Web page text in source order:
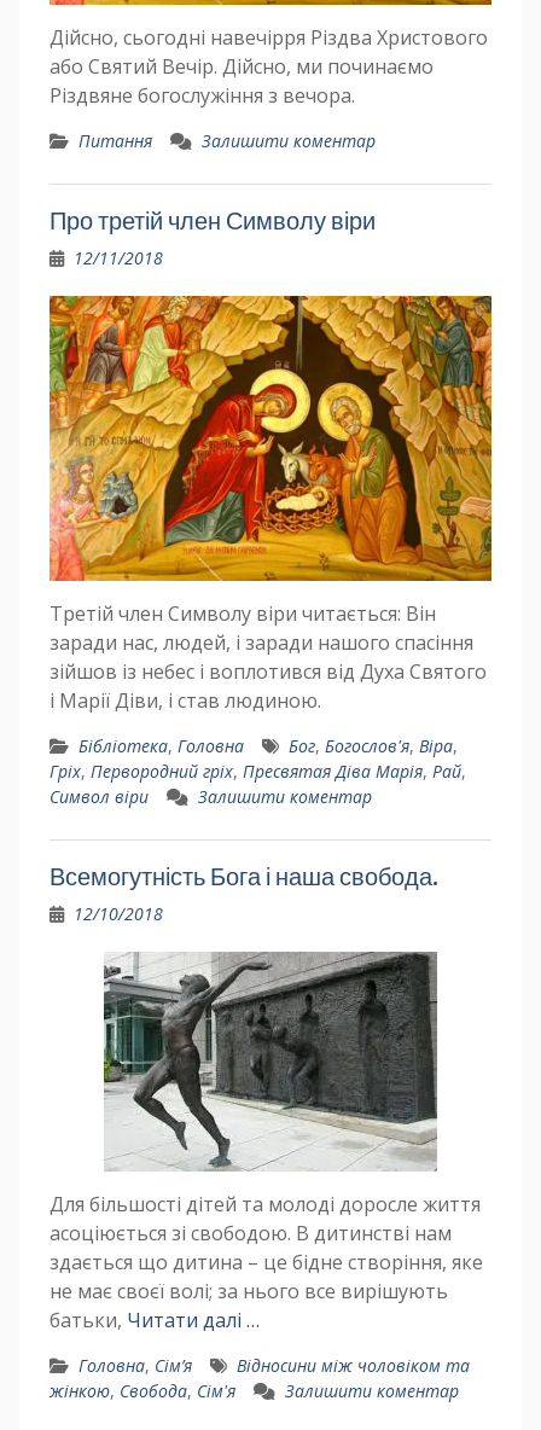
Дійсно, сьогодні навечірря Різдва Христового
або Святий Вечір. Дійсно, ми починаємо
Різдвяне богослужіння з вечора.
Питання Залишити коментар
Про третій член Символу віри
12/11/2018
Третій член Символу віри читається: Він
заради нас, людей, і заради нашого спасіння
зійшов із небес і воплотився від Духа Святого
і Марії Діви, і став людиною.
Бібліотека, Головна Бог, Богослов'я, Віра,
Гріх, Первородний гріх, Пресвятая Діва Марія, Рай,
Символ віри
Залишити коментар
Всемогутність Бога і наша свобода.
12/10/2018
Для більшості дітей та молоді доросле життя
асоціюється зі свободою. В дитинстві нам
здається що дитина – це бідне створіння, яке
не має своєї волі; за нього все вирішують
батьки, Читати далі …
Головна, Сім’я
Відносини між чоловіком та
жінкою, Свобода, Сім'я Залишити коментар